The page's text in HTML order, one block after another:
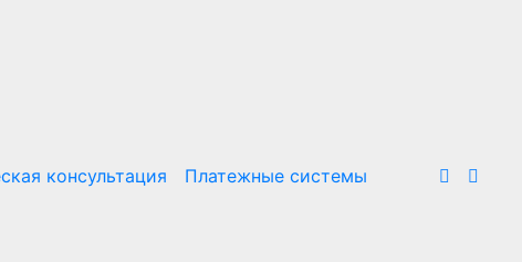
консультация Платежные системы